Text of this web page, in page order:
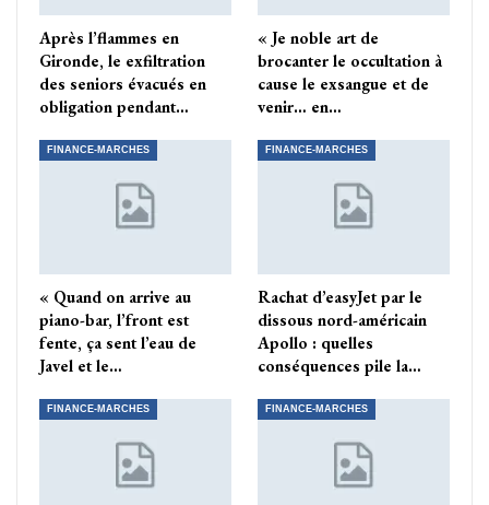
Après l’flammes en
Gironde, le exfiltration
des seniors évacués en
obligation pendant…
« Je noble art de
brocanter le occultation à
cause le exsangue et de
venir… en…
FINANCE-MARCHES
« Quand on arrive au
piano-bar, l’front est
fente, ça sent l’eau de
Javel et le…
FINANCE-MARCHES
Rachat d’easyJet par le
dissous nord-américain
Apollo : quelles
conséquences pile la…
FINANCE-MARCHES FINANCE-MARCHES